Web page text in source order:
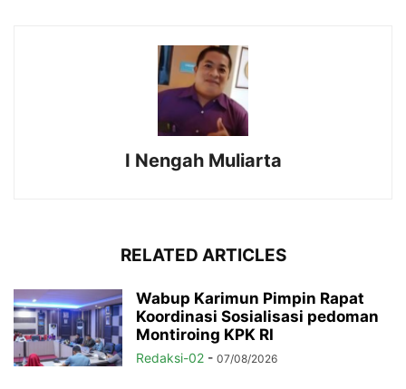
I Nengah Muliarta
RELATED ARTICLES
Wabup Karimun Pimpin Rapat
Koordinasi Sosialisasi pedoman
Montiroing KPK RI
Redaksi-02 - 07/08/2026